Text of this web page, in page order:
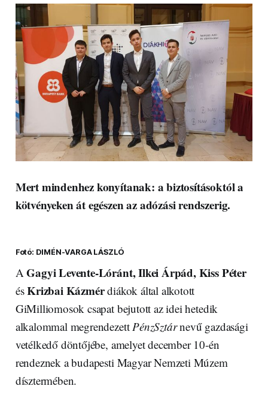
Mert mindenhez konyítanak: a biztosításoktól a
kötvényeken át egészen az adózási rendszerig.
Fotó: DIMÉN-VARGA LÁSZLÓ
AGagyi Levente-Lóránt, Ilkei Árpád, Kiss Péter
ésKrizbai Kázmérdiákok által alkotott
GiMilliomosok csapat bejutott az idei hetedik
alkalommal megrendezettPénzSztárnevű gazdasági
vetélkedő döntőjébe, amelyet december 10-én
rendeznek a budapesti Magyar Nemzeti Múzem
dísztermében.